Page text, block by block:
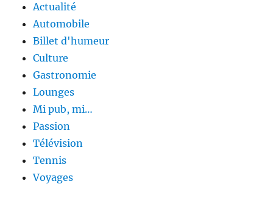
Actualité
Automobile
Billet d'humeur
Culture
Gastronomie
Lounges
Mi pub, mi…
Passion
Télévision
Tennis
Voyages